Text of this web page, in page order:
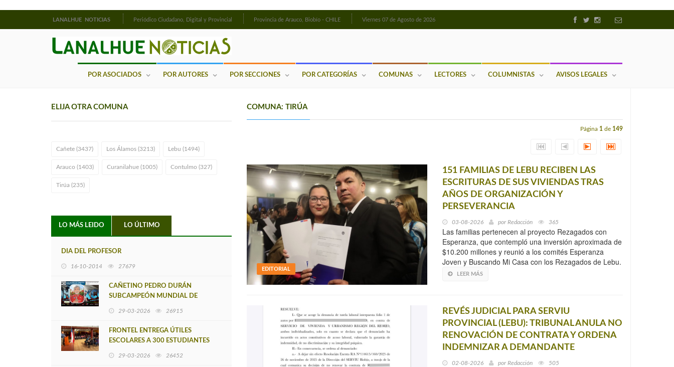
LANALHUE NOTICIAS Periódico Ciudadano, Digital y Provincial Provincia de Arauco, Biobío - CHILE Viernes 07 de Agosto de 2026
POR ASOCIADOS POR AUTORES POR SECCIONES POR CATEGORÍAS COMUNAS LECTORES COLUMNISTAS AVISOS LEGALES
ELIJA OTRA COMUNA
Cañete (3437) Los Álamos (3213) Lebu (1494)
Arauco (1403) Curanilahue (1005) Contulmo (327)
Tirúa (235)
LO MÁS LEIDO LO ÚLTIMO
DIA DEL PROFESOR
16-10-2014 27679
CAÑETINO PEDRO DURÁN
SUBCAMPEÓN MUNDIAL DE
29-03-2026 26915
FRONTEL ENTREGA ÚTILES
ESCOLARES A 300 ESTUDIANTES
29-03-2026 26452
COMUNA: TIRÚA
Página 1 de 149
EDITORIAL
151 FAMILIAS DE LEBU RECIBEN LAS
ESCRITURAS DE SUS VIVIENDAS TRAS
AÑOS DE ORGANIZACIÓN Y
PERSEVERANCIA
03-08-2026 por Redacción 365
Las familias pertenecen al proyecto Rezagados con
Esperanza, que contempló una inversión aproximada de
$10.200 millones y reunió a los comités Esperanza
Joven y Buscando Mi Casa con los Rezagados de Lebu.
LEER MÁS
REVÉS JUDICIAL PARA SERVIU
PROVINCIAL (LEBU): TRIBUNAL ANULA NO
RENOVACIÓN DE CONTRATA Y ORDENA
INDEMNIZAR A DEMANDANTE
02-08-2026 por Redacción 505